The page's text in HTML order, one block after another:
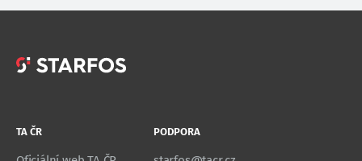
TA ČR PODPORA